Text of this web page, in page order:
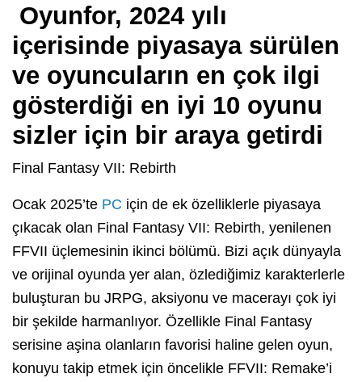
Oyunfor, 2024 yılı
içerisinde piyasaya sürülen
ve oyuncuların en çok ilgi
gösterdiği en iyi 10 oyunu
sizler için bir araya getirdi
Final Fantasy VII: Rebirth
Ocak 2025’te PC için de ek özelliklerle piyasaya
çıkacak olan Final Fantasy VII: Rebirth, yenilenen
FFVII üçlemesinin ikinci bölümü. Bizi açık dünyayla
ve orijinal oyunda yer alan, özlediğimiz karakterlerle
buluşturan bu JRPG, aksiyonu ve macerayı çok iyi
bir şekilde harmanlıyor. Özellikle Final Fantasy
serisine aşina olanların favorisi haline gelen oyun,
konuyu takip etmek için öncelikle FFVII: Remake’i